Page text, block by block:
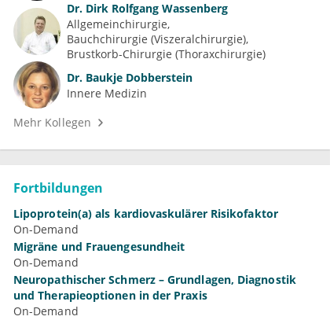
Dr. Dirk Rolfgang Wassenberg
Allgemeinchirurgie
Bauchchirurgie (Viszeralchirurgie)
Brustkorb-Chirurgie (Thoraxchirurgie)
Dr. Baukje Dobberstein
Innere Medizin
Mehr Kollegen
Fortbildungen
Lipoprotein(a) als kardiovaskulärer Risikofaktor
On-Demand
Migräne und Frauengesundheit
On-Demand
Neuropathischer Schmerz – Grundlagen, Diagnostik
und Therapieoptionen in der Praxis
On-Demand